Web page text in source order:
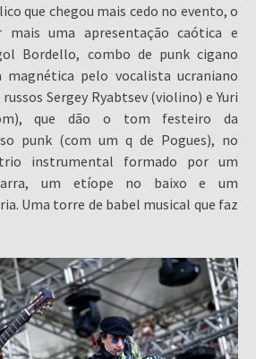
que chegou mais cedo no evento, o
mais uma apresentação caótica e
Bordello, combo de punk cigano
magnética pelo vocalista ucraniano
Sergey Ryabtsev (violino) e Yuri
que dão o tom festeiro da
punk (com um q de Pogues), no
instrumental formado por um
um etíope no baixo e um
Uma torre de babel musical que faz